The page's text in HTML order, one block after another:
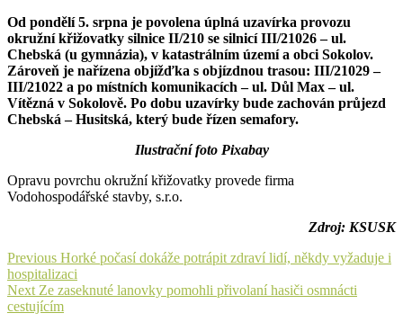
Od pondělí 5. srpna je povolena úplná uzavírka provozu
okružní křižovatky silnice II/210 se silnicí III/21026 – ul.
Chebská (u gymnázia), v katastrálním území a obci Sokolov.
Zároveň je nařízena objížďka s objízdnou trasou: III/21029 –
III/21022 a po místních komunikacích – ul. Důl Max – ul.
Vítězná v Sokolově. Po dobu uzavírky bude zachován průjezd
Chebská – Husitská, který bude řízen semafory.
Ilustrační foto Pixabay
Opravu povrchu okružní křižovatky provede firma
Vodohospodářské stavby, s.r.o.
Zdroj: KSUSK
Navigace
pro
příspěvek
Previous Previous
post:
Horké počasí dokáže potrápit zdraví lidí, někdy vyžaduje i
hospitalizaci
Next Next
post:
Ze zaseknuté lanovky pomohli přivolaní hasiči osmnácti
cestujícím